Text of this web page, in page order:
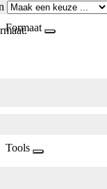
Formaat
Tools